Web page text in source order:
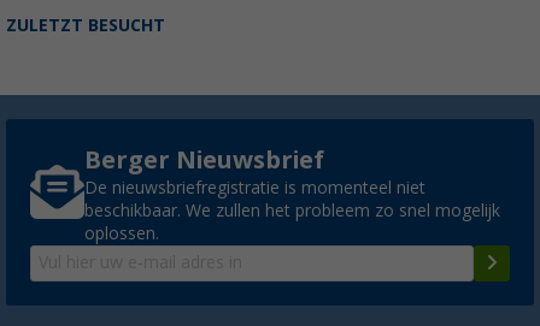
ZULETZT BESUCHT
Berger Nieuwsbrief
De nieuwsbriefregistratie is momenteel niet
beschikbaar. We zullen het probleem zo snel mogelijk
oplossen.